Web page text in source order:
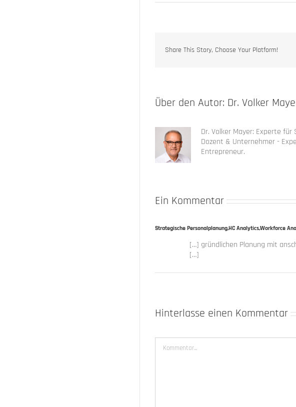
Share This Story, Choose Your Platform!
Über den Autor: Dr. Volker
Dr. Volker Mayer: Experte
Dozent & Unternehmer -
Entrepreneur.
Ein Kommentar
Strategische Personalplanung,HC Analytics,Workforce
[…] gründlichen Planung mit
[…]
Hinterlasse einen Kommentar